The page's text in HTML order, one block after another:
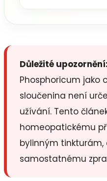
Důležité upozornění:
Phosphoricum jako
sloučenina není
užívání. Tento
homeopatickému
bylinným
samostatnému